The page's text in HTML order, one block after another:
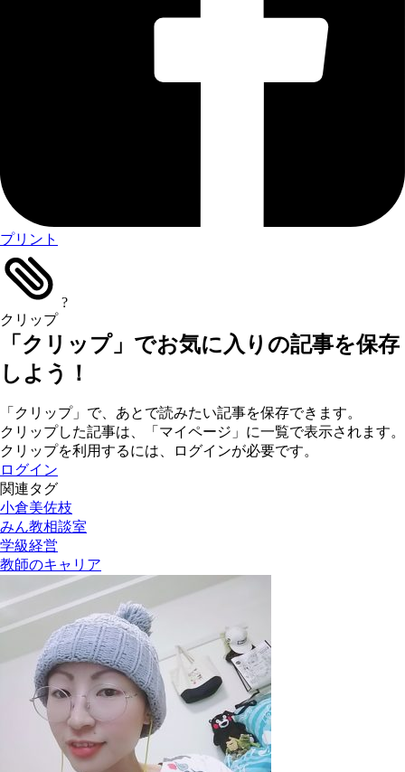
プリント
クリップ
?
「クリップ」でお気に入りの記事を保存
しよう！
「クリップ」で、あとで読みたい記事を保存できます。
クリップした記事は、「マイページ」に一覧で表示されます。
クリップを利用するには、ログインが必要です。
ログイン
関連タグ
小倉美佐枝
みん教相談室
学級経営
教師のキャリア